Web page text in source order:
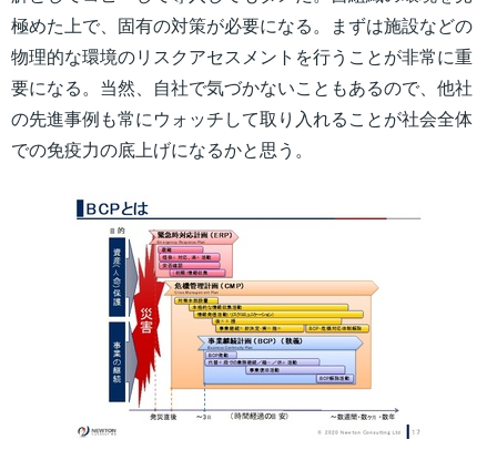
極めた上で、固有の対策が必要になる。まずは施設などの
物理的な環境のリスクアセスメントを行うことが非常に重
要になる。当然、自社で気づかないこともあるので、他社
の先進事例も常にウォッチして取り入れることが社会全体
での免疫力の底上げになるかと思う。